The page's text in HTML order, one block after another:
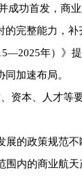
功首发，商
完整能力，
年）》
加速布局。
资本、人才
的政策规范
内的商业航天